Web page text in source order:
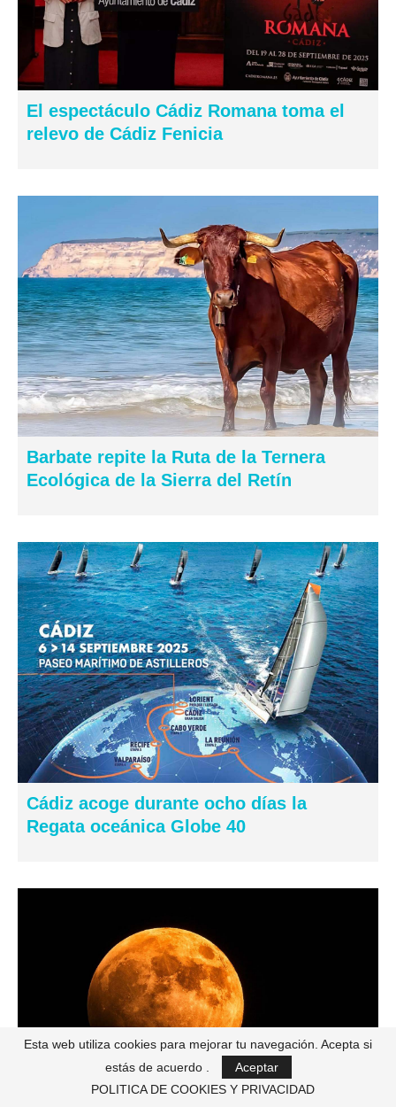
El espectáculo Cádiz Romana toma el
relevo de Cádiz Fenicia
Barbate repite la Ruta de la Ternera
Ecológica de la Sierra del Retín
Cádiz acoge durante ocho días la
Regata oceánica Globe 40
Esta web utiliza cookies para mejorar tu navegación. Acepta si
estás de acuerdo .
Aceptar
POLITICA DE COOKIES Y PRIVACIDAD